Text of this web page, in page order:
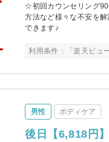
☆初回カウンセリング
方法など様々な不安を
できます♪
利用条件：「楽天ビュ
男性 ボディケア
後日【6,818円